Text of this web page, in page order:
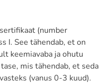
(number
I. See tähendab, et on
keemiavaba ja ohutu
mis tähendab, et seda
(vanus 0-3 kuud).